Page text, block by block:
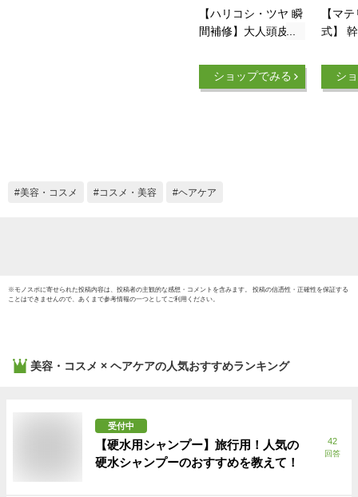
【ハリコシ・ツヤ 瞬
間補修】大人頭皮 発
改善 抜け毛 予防 頭
皮 エイジングケア
液 頭皮化粧水 頭皮
ショップでみる
【マ
式】
イジン
無香
シ
美容・コスメ コスメ・美容 ヘアケア
※モノスポに寄せられた投稿内容は、投稿者の主観的な感想・コメントを含みます。 投稿の信憑性・正確性を保証する
ことはできませんので、あくまで参考情報の一つとしてご利用ください。
美容・コスメ × ヘアケアの人気おすすめランキング
受付中
【硬水用シャンプー】旅行用！人気の
硬水シャンプーのおすすめを教えて！
42
回答